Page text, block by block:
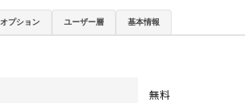
オプション ユーザー層 基本情報
無料